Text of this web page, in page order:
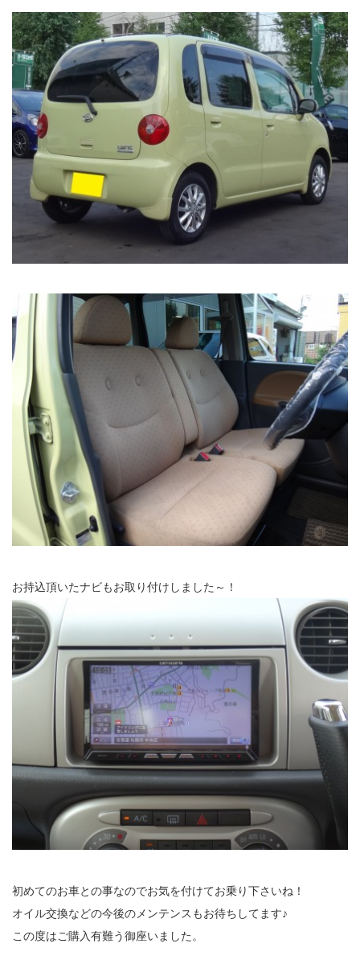
お持込頂いたナビもお取り付けしました～！
初めてのお車との事なのでお気を付けてお乗り下さいね！
オイル交換などの今後のメンテンスもお待ちしてます♪
この度はご購入有難う御座いました。